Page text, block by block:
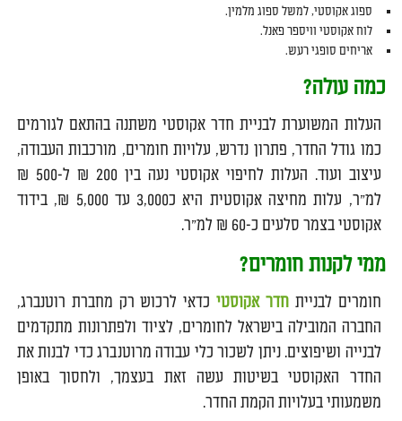
ספוג אקוסטי, למשל ספוג מלמין.
לוח אקוסטי וויספר פאנל.
אריחים סופגי רעש.
כמה עולה?
העלות המשוערת לבניית חדר אקוסטי משתנה בהתאם לגורמים
כמו גודל החדר, פתרון נדרש, עלויות חומרים, מורכבות העבודה,
עיצוב ועוד. העלות לחיפוי אקוסטי נעה בין 200 ₪ ל-500 ₪
למ"ר, עלות מחיצה אקוסטית היא כ3,000 עד 5,000 ₪, בידוד
אקוסטי בצמר סלעים כ-60 ₪ למ"ר.
ממי לקנות חומרים?
חומרים לבניית חדר אקוסטי כדאי לרכוש רק מחברת רוטנברג,
החברה המובילה בישראל לחומרים, לציוד ולפתרונות מתקדמים
לבנייה ושיפוצים. ניתן לשכור כלי עבודה מרוטנברג כדי לבנות את
החדר האקוסטי בשיטות עשה זאת בעצמך, ולחסוך באופן
משמעותי בעלויות הקמת החדר.